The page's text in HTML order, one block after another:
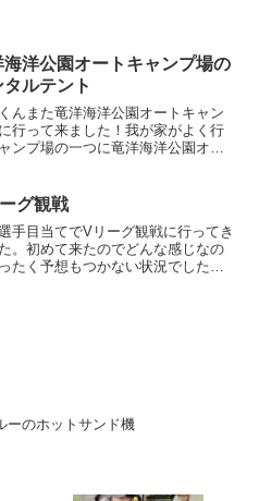
していました。くら...
海洋公園オートキャンプ場の
タルテント
んまた竜洋海洋公園オートキャン
行って来ました！我が家がよく行
ンプ場の一つに竜洋海洋公園オー
としてはとてもオススメ！いい
横にプールの別施設があ...
グ観戦
手目当てでVリーグ観戦に行ってき
。初めて来たのでどんな感じなの
たく予想もつかない状況でした
ーのホットサンド機